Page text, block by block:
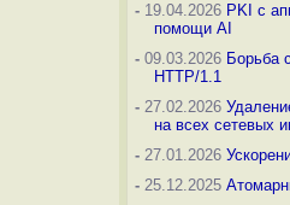
-19.04.2026 PKI с
помощи AI
-09.03.2026 Борьба
HTTP/1.1
-27.02.2026
на всех сетевых
-27.01.2026
-25.12.2025